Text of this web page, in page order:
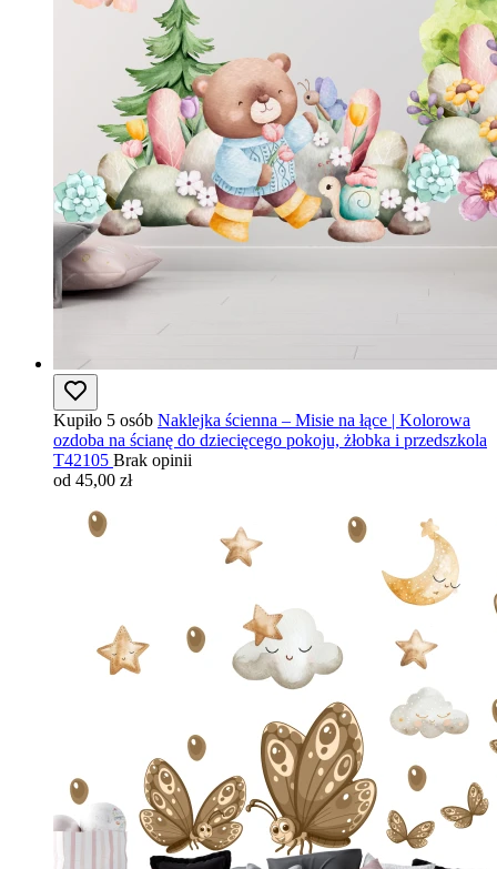
Kupiło 5 osób Naklejka ścienna – Misie na łące | Kolorowa
ozdoba na ścianę do dziecięcego pokoju, żłobka i przedszkola
T42105 Brak opinii
od 45,00 zł